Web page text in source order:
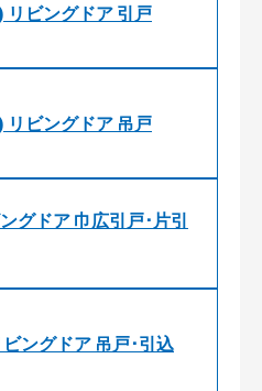
ビングドア 引戸
ビングドア 吊戸
グドア 巾広引戸･片引
ングドア 吊戸･引込